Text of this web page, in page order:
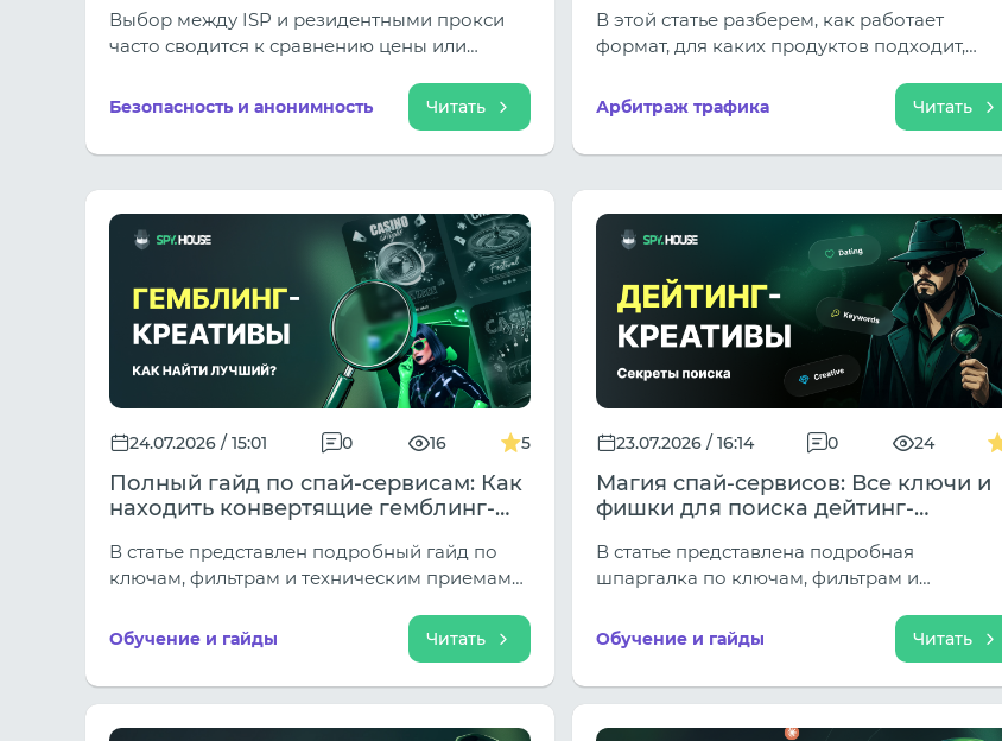
Выбор между ISP и резидентными прокси
часто сводится к сравнению цены или
главный вопрос звучит иначе: какую
конкретно задачу должен выполнить
прокси? Если вам нужен стабильный IP для
фарма аккаунтов — вам подойдут ISP
прокси. Если же задача состоит в
тестировании ГЕО, проверке воронок
конкурентов через Spy.House или сборе
данных, где важна локальная маскировка —
выбирайте резидентные сети.
Безопасность и анонимность Читать
В этой статье разберем, как работает
формат, для каких продуктов подходит,
потенциал и как оценивать результаты
Арбитраж трафика Читать
24.07.2026 / 15:01 0 16 5
Полный гайд по спай-сервисам: Как
находить конвертящие гемблинг-
В статье представлен подробный гайд по
ключам, фильтрам и техническим приемам
ключевые источники.
Обучение и гайды Читать
23.07.2026 / 16:14 0 24
Магия спай-сервисов: Все ключи и
фишки для поиска дейтинг-
трафика
В статье представлена подробная
шпаргалка по ключам, фильтрам и
креативов под все ключевые источники.
Обучение и гайды Читать